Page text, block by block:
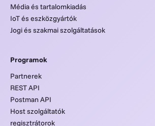
Média és tartalomkiadás
IoT és eszközgyártók
Jogi és szakmai szolgáltatások
Programok
Partnerek
REST API
Postman API
Host szolgáltatók
regisztrátorok